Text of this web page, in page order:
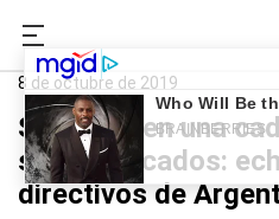
0221.com.ar
8 de octubre de 2019
Sorpresa en una
supermercados:
directivos de